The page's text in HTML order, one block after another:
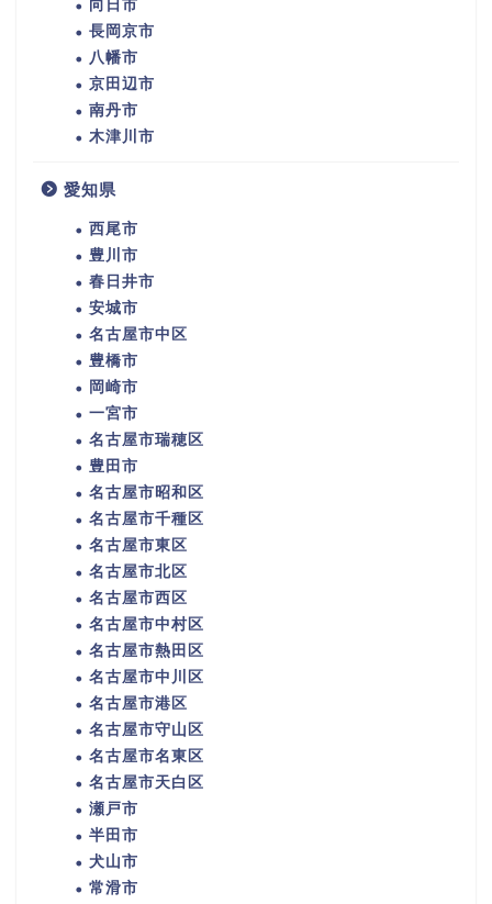
向日市
長岡京市
八幡市
京田辺市
南丹市
木津川市
愛知県
西尾市
豊川市
春日井市
安城市
名古屋市中区
豊橋市
岡崎市
一宮市
名古屋市瑞穂区
豊田市
名古屋市昭和区
名古屋市千種区
名古屋市東区
名古屋市北区
名古屋市西区
名古屋市中村区
名古屋市熱田区
名古屋市中川区
名古屋市港区
名古屋市守山区
名古屋市名東区
名古屋市天白区
瀬戸市
半田市
犬山市
常滑市